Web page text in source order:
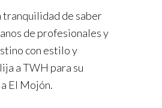
tranquilidad de saber
de profesionales y
con estilo y
a TWH para su
El Mojón.